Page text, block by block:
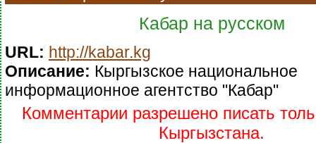
Кабар на русском
URL: http://kabar.kg
Описание: Кыргызское национальное
информационное агентство "Кабар"
Комментарии разрешено писать
Кыргызстана.